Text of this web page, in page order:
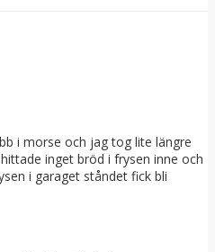
i morse och jag tog lite längre
inget bröd i frysen inne och
i garaget ståndet fick bli